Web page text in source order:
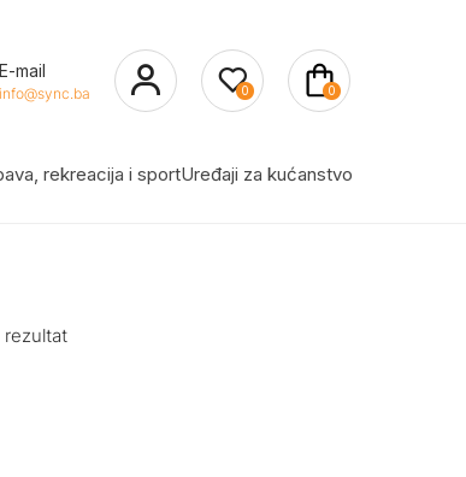
E-mail
info@sync.ba 0 0
rekreacija i sportUređaji za kućanstvo
rezultat